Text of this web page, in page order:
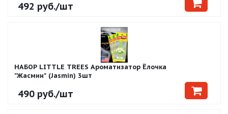
492 руб./шт
НАБОР LITTLE TREES Ароматизатор Ёлочка
"Жасмин" (Jasmin) 3шт
490 руб./шт